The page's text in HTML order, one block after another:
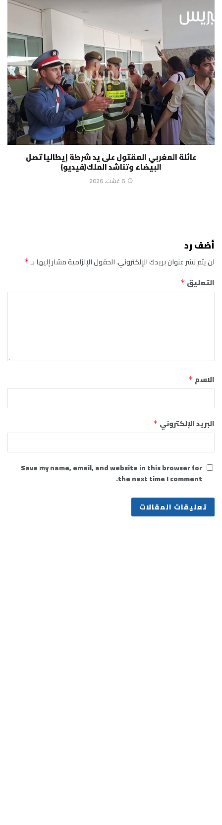
عائلة المغربي المقتول على يد شرطة إيطاليا تصل
البيضاء وتناشد الملك(فيديو)
6 غشت، 2026
أضف رد
لن يتم نشر عنوان بريدك الإلكتروني.الحقول الإلزامية مشار إليها بـ*
التعليق *
الاسم *
البريد الإلكتروني *
Save my name, email, and website in this browser for
the next time I comment.